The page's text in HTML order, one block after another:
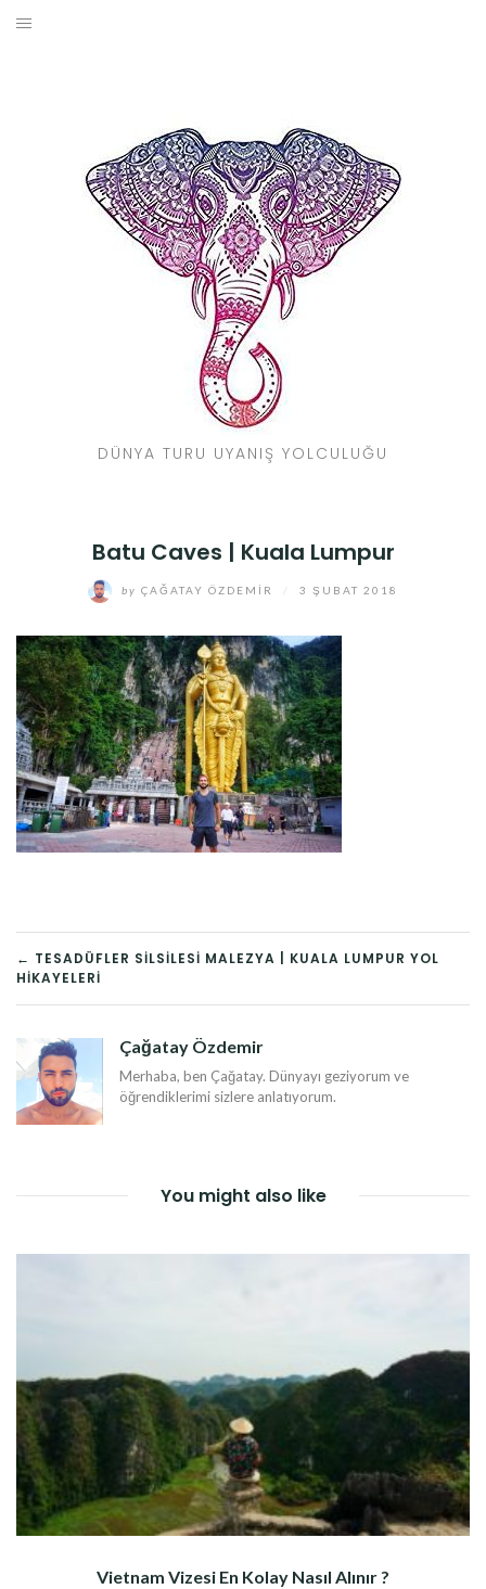
Skip
DÜNYA TURU UYANIŞ YOLCULUĞU
Batu Caves | Kuala Lumpur
by ÇAĞATAY ÖZDEMIR 3 ŞUBAT 2018
YAZI
DOLAŞIMI
← TESADÜFLER SILSILESI MALEZYA | KUALA LUMPUR YOL
HIKAYELERI
Çağatay Özdemir
Merhaba, ben Çağatay. Dünyayı geziyorum ve
öğrendiklerimi sizlere anlatıyorum.
You might also like
Vietnam Vizesi En Kolay Nasıl Alınır ?
SEYAHAT REHBERI